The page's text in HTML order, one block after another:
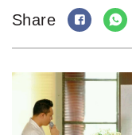
INSPIRING
INSPIRING
TRENDING
EVENTS
MLDPODCAST
Share